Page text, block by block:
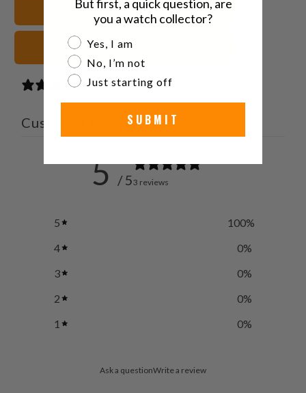
صديق
22mm أساور الساعات
Seiko SKX أساور الساعات
3 reviews
Customer reviews
5 / 53 reviews
5 100%
4
0%
3
0%
2
0%
1
0%
Ask a questionWrite a review
But first, a quick question, are
you a watch collector?
Are you a watch collector?
Yes, I am
No, I’m not
Just starting off
SUBMIT